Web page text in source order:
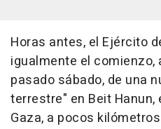
Horas antes, el Ejército
igualmente el comienzo,
pasado sábado, de una
terrestre" en Beit
Gaza, a pocos